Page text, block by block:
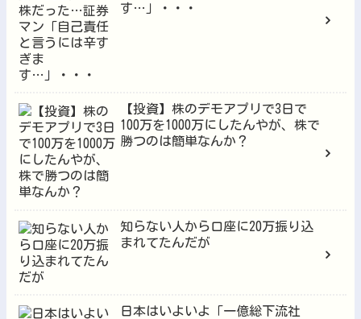
す…」・・・
【投資】株のデモアプリで3日で
100万を1000万にしたんやが、株で
勝つのは簡単なんか？
知らない人から口座に20万振り込
まれてたんだが
日本はいよいよ「一億総下流社